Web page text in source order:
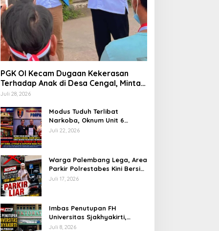
PGK OI Kecam Dugaan Kekerasan
Terhadap Anak di Desa Cengal, Minta
Aparat Bertindak Tegas Jika Terbukti
Juli 28, 2026
Modus Tuduh Terlibat
Narkoba, Oknum Unit 6
Satres Narkoba Polrestabes
Sumsel Lapor ke Divpropam
Mabes Polri
Juli 22, 2026
Warga Palembang Lega, Area
Parkir Polrestabes Kini Bersih
dari Jukir Liar dan Gratis
Juli 17, 2026
Imbas Penutupan FH
Universitas Sjakhyakirti,
Mahasiswa Pindahan
Juli 8, 2026